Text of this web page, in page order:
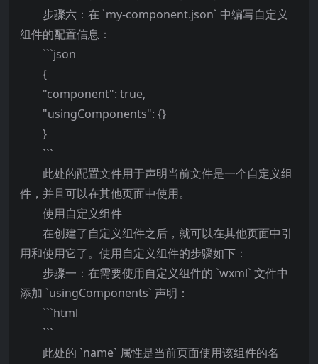
步骤六：在 `my-component.json` 中编写自定义
组件的配置信息：
```json
{
"component": true,
"usingComponents": {}
}
```
此处的配置文件用于声明当前文件是一个自定义组
件，并且可以在其他页面中使用。
使用自定义组件
在创建了自定义组件之后，就可以在其他页面中引
用和使用它了。使用自定义组件的步骤如下：
步骤一：在需要使用自定义组件的 `wxml` 文件中
添加 `usingComponents` 声明：
```html
```
此处的 `name` 属性是当前页面使用该组件的名